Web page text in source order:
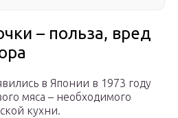
– польза, вред
в Японии в 1973 году
мяса – необходимого
кухни.